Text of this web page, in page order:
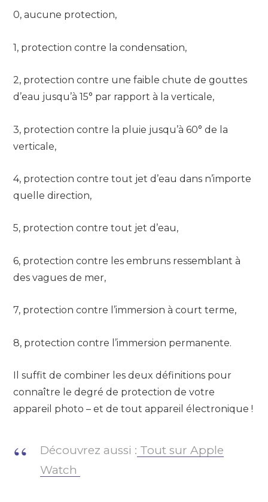
0, aucune protection,
1, protection contre la condensation,
2, protection contre une faible chute de gouttes
d’eau jusqu’à 15° par rapport à la verticale,
3, protection contre la pluie jusqu’à 60° de la
verticale,
4, protection contre tout jet d’eau dans n’importe
quelle direction,
5, protection contre tout jet d’eau,
6, protection contre les embruns ressemblant à
des vagues de mer,
7, protection contre l’immersion à court terme,
8, protection contre l’immersion permanente.
Il suffit de combiner les deux définitions pour
connaître le degré de protection de votre
appareil photo – et de tout appareil électronique !
Découvrez aussi : Tout sur Apple
Watch